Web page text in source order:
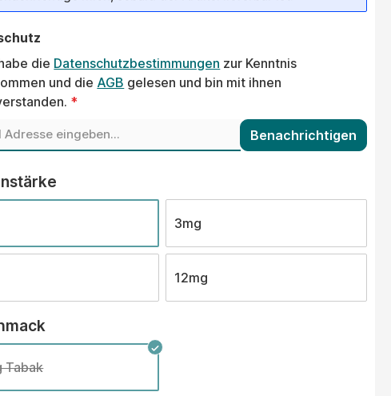
die Datenschutzbestimmungen zur Kenntnis
und die AGB gelesen und bin mit ihnen
*
Benachrichtigen
3mg
12mg
Tabak